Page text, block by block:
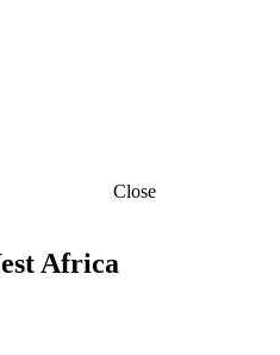
Close
Africa